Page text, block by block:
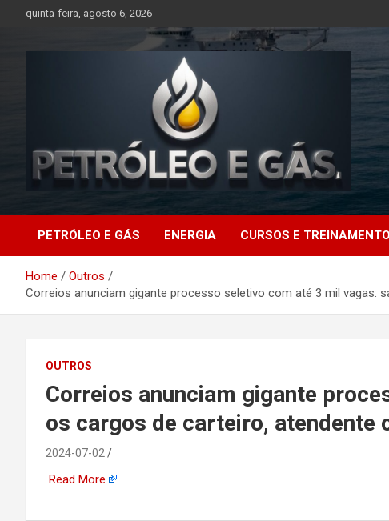
quinta-feira, agosto 6, 2026
Petróleo e Gás |
Últimas notícias
relacionadas a
emprego, energia, setor
offshore, economia,
tecnologia, indústria
PETRÓLEO E GÁS ENERGIA CURSOS E
Home
Outros
Correios anunciam gigante processo seletivo com até 3 mil vagas:
OUTROS
Correios anunciam gigante
os cargos de carteiro, atendente
2024-07-02
Read More